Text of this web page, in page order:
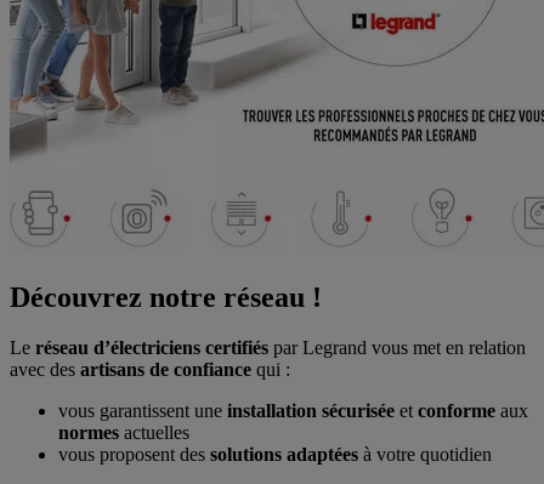
Découvrez notre réseau !
Le réseau d’électriciens certifiés par Legrand vous met en relation
avec des artisans de confiance qui :
vous garantissent une installation sécurisée etconforme aux
normes actuelles
vous proposent des solutions adaptées à votre quotidien